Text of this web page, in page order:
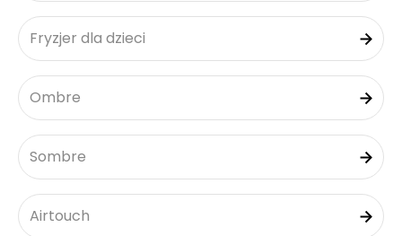
Fryzjer dla dzieci
Ombre
Sombre
Airtouch